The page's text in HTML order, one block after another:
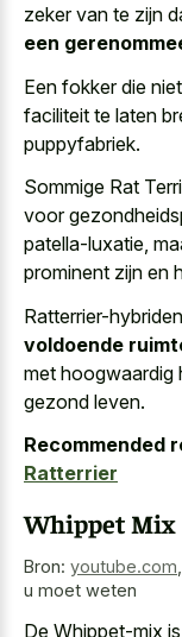
zeker van te zijn
een
Een fokker die
faciliteit te laten
puppyfabriek.
Sommige Rat
voor
patella-luxatie,
prominent zijn en
Ratterrier-
voldoende
met hoogwaardig
gezond leven.
Recommended
Ratterrier
Whippet Mix
Bron: youtube.com
u moet weten
De Whippet-mix